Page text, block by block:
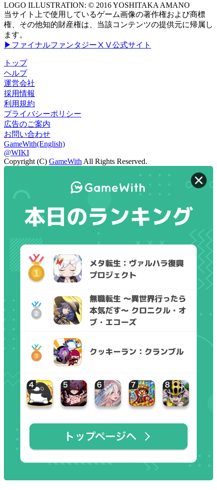
LOGO ILLUSTRATION: © 2016 YOSHITAKA AMANO
当サイト上で使用しているゲーム画像の著作権および商標
権、その他知的財産権は、当該コンテンツの提供元に帰属し
ます。
▶ファイナルファンタジーⅩⅤ公式サイト
トップ
ヘルプ
運営会社
採用情報
利用規約
プライバシーポリシー
広告のご案内
お問い合わせ
GameWith(English)
@WIKI
Copyright (C) GameWith All Rights Reserved.